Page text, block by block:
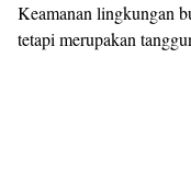
Keamanan lingkungan
tetapi merupakan